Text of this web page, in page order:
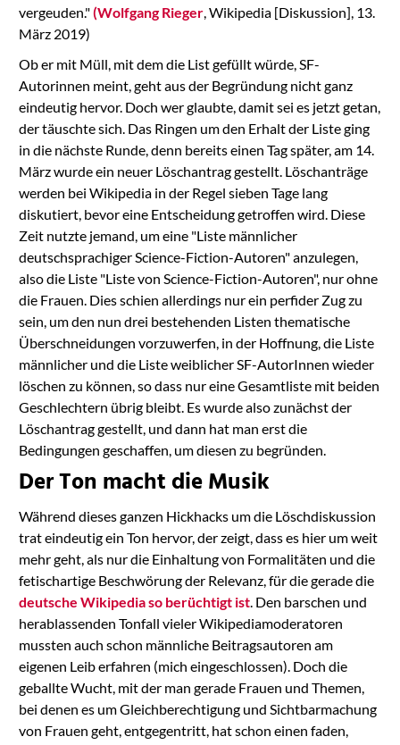
vergeuden."(Wolfgang Rieger, Wikipedia [Diskussion], 13.
März 2019)
Ob er mit Müll, mit dem die List gefüllt würde, SF-
Autorinnen meint, geht aus der Begründung nicht ganz
eindeutig hervor. Doch wer glaubte, damit sei es jetzt getan,
der täuschte sich. Das Ringen um den Erhalt der Liste ging
in die nächste Runde, denn bereits einen Tag später, am 14.
März wurde ein neuer Löschantrag gestellt. Löschanträge
werden bei Wikipedia in der Regel sieben Tage lang
diskutiert, bevor eine Entscheidung getroffen wird. Diese
Zeit nutzte jemand, um eine "Liste männlicher
deutschsprachiger Science-Fiction-Autoren" anzulegen,
also die Liste "Liste von Science-Fiction-Autoren", nur ohne
die Frauen. Dies schien allerdings nur ein perfider Zug zu
sein, um den nun drei bestehenden Listen thematische
Überschneidungen vorzuwerfen, in der Hoffnung, die Liste
männlicher und die Liste weiblicher SF-AutorInnen wieder
löschen zu können, so dass nur eine Gesamtliste mit beiden
Geschlechtern übrig bleibt. Es wurde also zunächst der
Löschantrag gestellt, und dann hat man erst die
Bedingungen geschaffen, um diesen zu begründen.
Der Ton macht die Musik
Während dieses ganzen Hickhacks um die Löschdiskussion
trat eindeutig ein Ton hervor, der zeigt, dass es hier um weit
mehr geht, als nur die Einhaltung von Formalitäten und die
fetischartige Beschwörung der Relevanz, für die gerade die
deutsche Wikipedia so berüchtigt ist. Den barschen und
herablassenden Tonfall vieler Wikipediamoderatoren
mussten auch schon männliche Beitragsautoren am
eigenen Leib erfahren (mich eingeschlossen). Doch die
geballte Wucht, mit der man gerade Frauen und Themen,
bei denen es um Gleichberechtigung und Sichtbarmachung
von Frauen geht, entgegentritt, hat schon einen faden,